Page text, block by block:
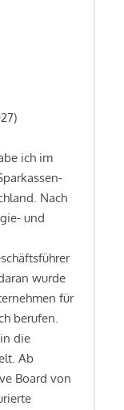
ich im
Nach
und
wurde
für
berufen.
die
Ab
Board von